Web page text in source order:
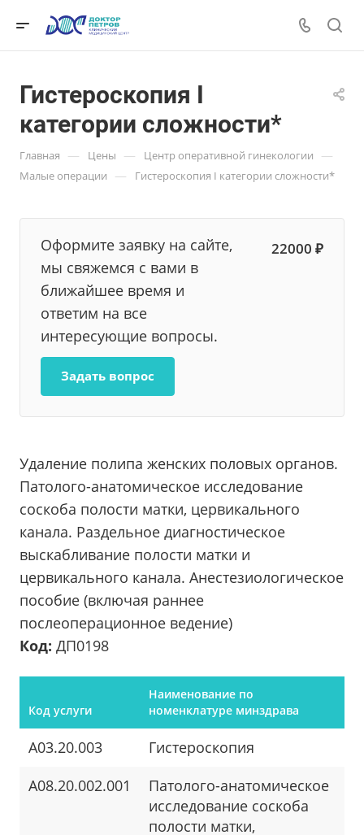
Гистероскопия I
категории сложности*
Главная — Цены — Центр оперативной гинекологии —
Малые операции — Гистероскопия I категории сложности*
Оформите заявку на сайте,
мы свяжемся с вами в
ближайшее время и
ответим на все
интересующие вопросы.
22000 ₽
Задать вопрос
Удаление полипа женских половых органов.
Патолого-анатомическое исследование
соскоба полости матки, цервикального
канала. Раздельное диагностическое
выскабливание полости матки и
цервикального канала. Анестезиологическое
пособие (включая раннее
послеоперационное ведение)
Код: ДП0198
Код услуги
Наименование по
номенклатуре минздрава
A03.20.003
Гистероскопия
A08.20.002.001
Патолого-анатомическое
исследование соскоба
полости матки,